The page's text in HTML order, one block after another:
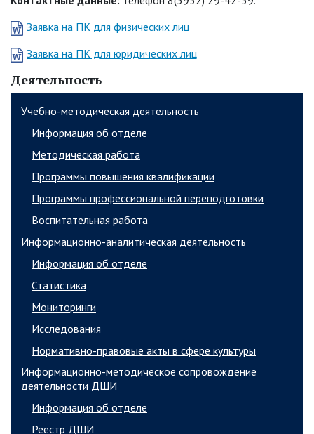
Деятельность
Учебно-методическая деятельность
Информация об отделе
Методическая работа
Программы повышения квалификации
Программы профессиональной переподготовки
Воспитательная работа
Информационно-аналитическая деятельность
Информация об отделе
Статистика
Мониторинги
Исследования
Нормативно-правовые акты в сфере культуры
Информационно-методическое сопровождение
деятельности ДШИ
Информация об отделе
Реестр ДШИ
Заявка на ПК для физических лиц
Заявка на ПК для юридических лиц